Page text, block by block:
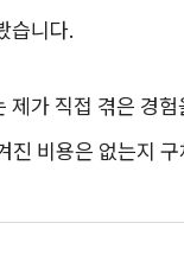
습니다.
제가 직접 겪은 경
진 비용은 없는지